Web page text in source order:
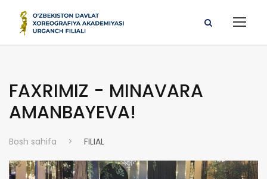
FAXRIMIZ - MINAVARA
AMANBAYEVA!
Bosh sahifa > FILIAL